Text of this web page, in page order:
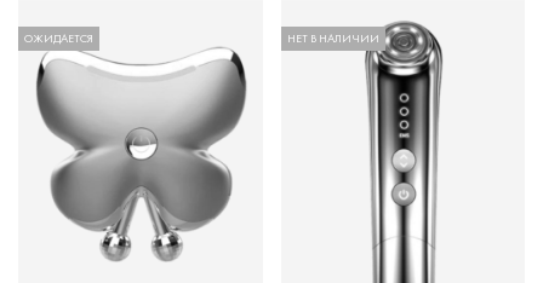
ОЖИДАЕТСЯ НЕТ В НАЛИЧИИ